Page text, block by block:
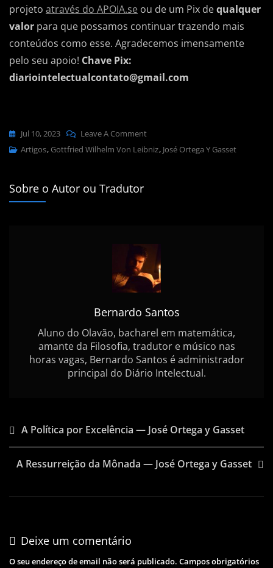
projeto através do APOIA.se ou de um Pix dequalquer
valor para que possamos continuar trazendo mais
conteúdos como esse. Agradecemos imensamente
pelo seu apoio! Chave Pix:
diariointelectualcontato@gmail.com
Jul 10, 2023 Leave A CommentOn
A
Ortega
Y
Gasset
Artigos, Gottfried Wilhelm Von Leibniz, José Ortega Y Gasset
Sobre o Autor ou Tradutor
Bernardo Santos
Aluno do Olavão, bacharel em matemática,
amante da Filosofia, tradutor e músico nas
horas vagas, Bernardo Santos é administrador
principal do Diário Intelectual.
Navegação
de
artigos
A Política por Excelência — José Ortega y Gasset
A Ressurreição da Mônada — José Ortega y Gasset
Deixe um comentário
O seu endereço de email não será publicado. Campos obrigatórios